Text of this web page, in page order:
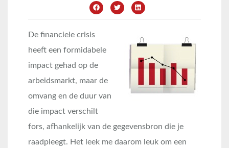
De financiele crisis
heeft een formidabele
impact gehad op de
arbeidsmarkt, maar de
omvang en de duur van
die impact verschilt
fors, afhankelijk van de gegevensbron die je
raadpleegt. Het leek me daarom leuk om een